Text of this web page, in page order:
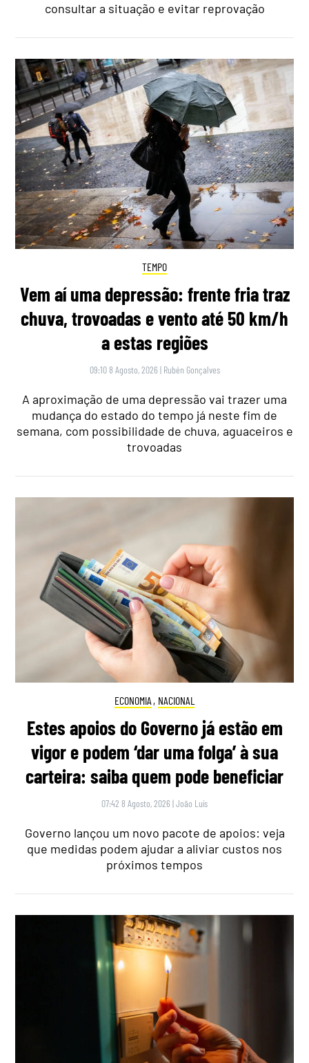
consultar a situação e evitar reprovação
TEMPO
Vem aí uma depressão: frente fria traz
chuva, trovoadas e vento até 50 km/h
a estas regiões
09:10 8 Agosto, 2026 | Rubén Gonçalves
A aproximação de uma depressão vai trazer uma
mudança do estado do tempo já neste fim de
semana, com possibilidade de chuva, aguaceiros e
trovoadas
ECONOMIA , NACIONAL
Estes apoios do Governo já estão em
vigor e podem ‘dar uma folga’ à sua
carteira: saiba quem pode beneficiar
07:42 8 Agosto, 2026 |João Luís
Governo lançou um novo pacote de apoios: veja
que medidas podem ajudar a aliviar custos nos
próximos tempos